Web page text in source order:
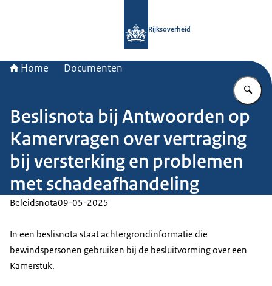
Rijksoverheid
Home Documenten
Beslisnota bij Antwoorden op
Kamervragen over vertraging
bij versterking en problemen
met schadeafhandeling
Beleidsnota09-05-2025
In een beslisnota staat achtergrondinformatie die
bewindspersonen gebruiken bij de besluitvorming over een
Kamerstuk.